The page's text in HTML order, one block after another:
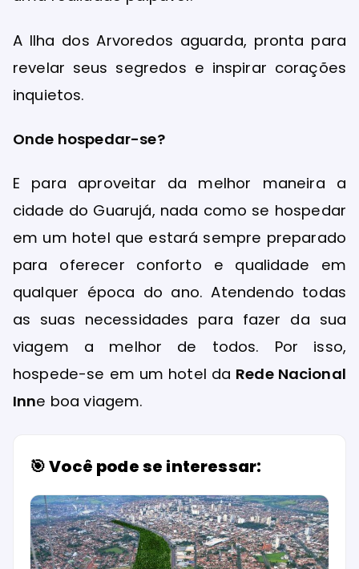
A Ilha dos Arvoredos aguarda, pronta para
revelar seus segredos e inspirar corações
inquietos.
Onde hospedar-se?
E para aproveitar da melhor maneira a
cidade do Guarujá, nada como se hospedar
em um hotel que estará sempre preparado
para oferecer conforto e qualidade em
qualquer época do ano. Atendendo todas
as suas necessidades para fazer da sua
viagem a melhor de todos. Por isso,
hospede-se em um hotel da Rede Nacional
Inne boa viagem.
🎯 Você pode se interessar: